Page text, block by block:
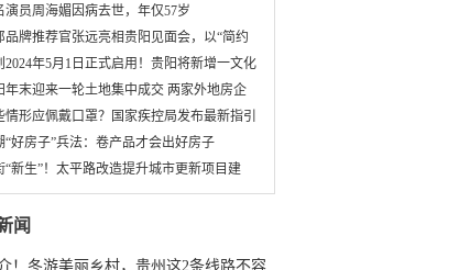
演员周海媚因病去世，年仅57岁
品牌推荐官张远亮相贵阳见面会，以“简约
2024年5月1日正式启用！贵阳将新增一文化
年末迎来一轮土地集中成交 两家外地房企
情形应佩戴口罩？国家疾控局发布最新指引
“好房子”兵法：卷产品才会出好房子
“新生”！太平路改造提升城市更新项目建
闻
！冬游美丽乡村，贵州这2条线路不容